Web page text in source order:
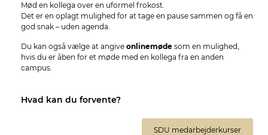
Mød en kollega over en uformel frokost.
Det er en oplagt mulighed for at tage en pause sammen og få en
god snak – uden agenda.
Du kan også vælge at angive onlinemøde som en mulighed,
hvis du er åben for et møde med en kollega fra en anden
campus.
Hvad kan du forvente?
SDU medarbejderkurser